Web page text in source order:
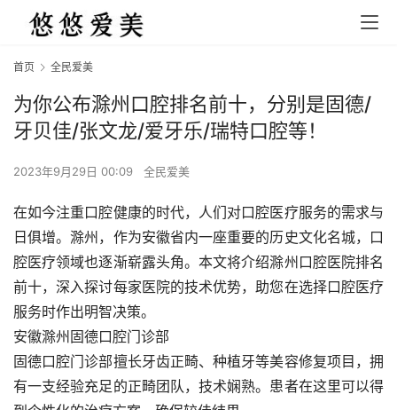
首页 全民爱美
为你公布滁州口腔排名前十，分别是固德/
牙贝佳/张文龙/爱牙乐/瑞特口腔等！
2023年9月29日 00:09 全民爱美
在如今注重口腔健康的时代，人们对口腔医疗服务的需求与
日俱增。滁州，作为安徽省内一座重要的历史文化名城，口
腔医疗领域也逐渐崭露头角。本文将介绍滁州口腔医院排名
前十，深入探讨每家医院的技术优势，助您在选择口腔医疗
服务时作出明智决策。
安徽滁州固德口腔门诊部
固德口腔门诊部擅长牙齿正畸、种植牙等美容修复项目，拥
有一支经验充足的正畸团队，技术娴熟。患者在这里可以得